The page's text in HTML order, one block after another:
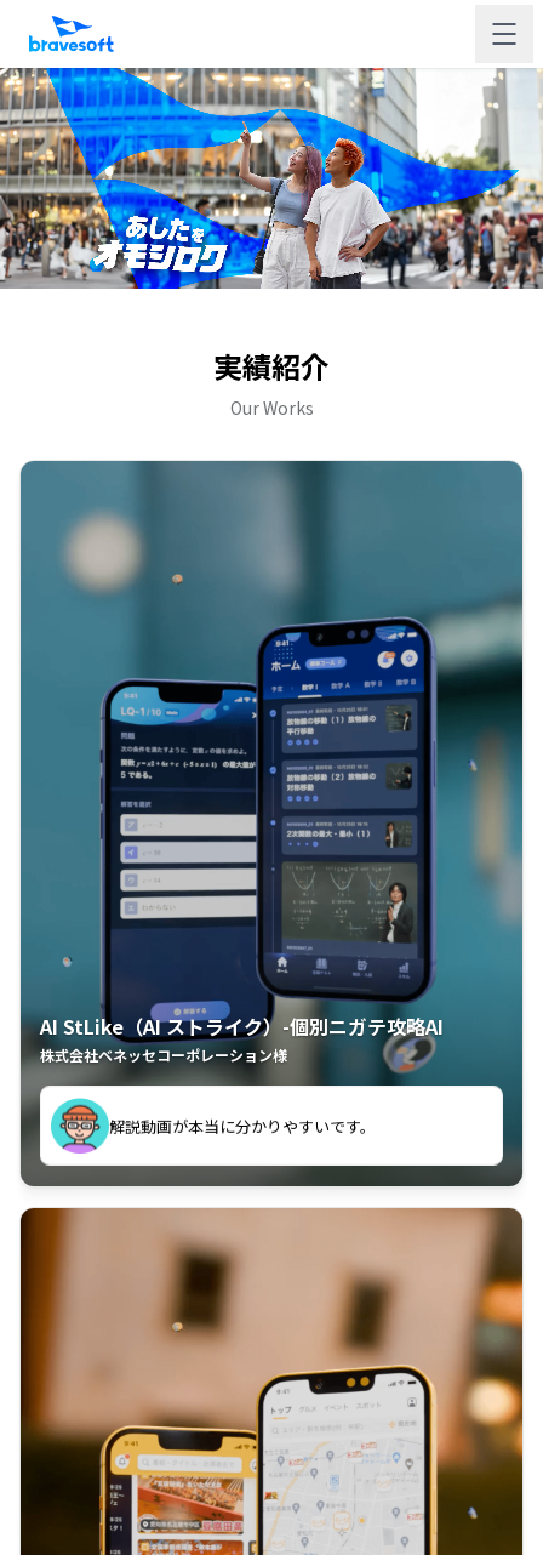
実績紹介
Our Works
AI StLike（AI ストライク）-個別ニガテ攻略AI
株式会社ベネッセコーポレーション様
古文漢文を主に使わせていただいているが、復習する
のに非常に役立っている。
解説動画が本当に分かりやすいです。